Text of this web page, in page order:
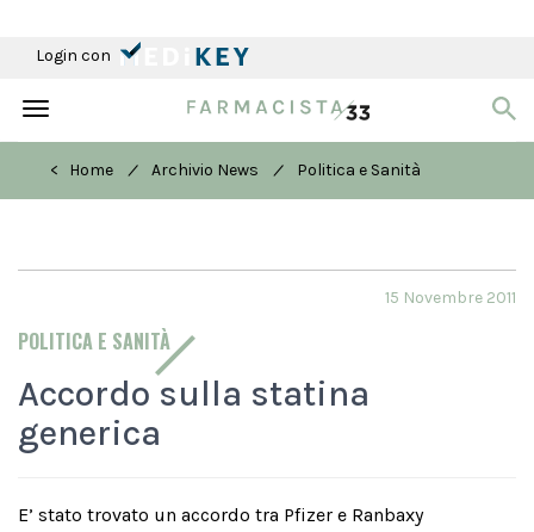
Login con
Toggle
< Home
/ Archivio News / Politica e Sanità
POLITICA E SANITÀ
15 Novembre 2011
Accordo sulla statina
generica
E’ stato trovato un accordo tra Pfizer e Ranbaxy